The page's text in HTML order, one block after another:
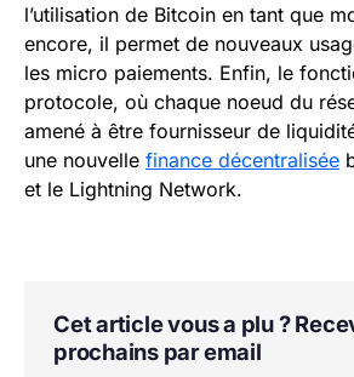
l’utilisation de Bitcoin en tant que
encore, il permet de nouveaux
les micro paiements. Enfin, le
protocole, où chaque noeud du
amené à être fournisseur de
une nouvelle finance décentralisée
et le Lightning Network.
Cet article vous a plu ?
prochains par email